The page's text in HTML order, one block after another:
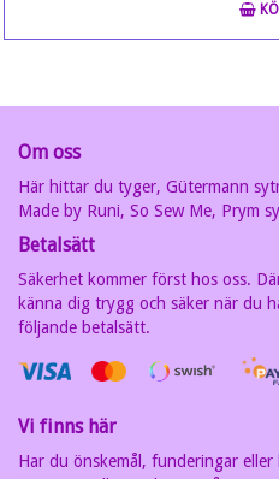
Om oss
Här hittar du tyger, Gütermann
Made by Runi, So Sew Me, Prym
Betalsätt
Säkerhet kommer först hos oss.
känna dig trygg och säker när du
följande betalsätt.
Vi finns här
Har du önskemål, funderingar